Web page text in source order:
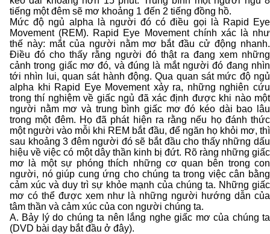
tiếng một đêm sẽ mơ khoảng 1 đến 2 tiếng đồng hồ.
Mức độ ngủ alpha là người đó có điều gọi là Rapid Eye
Movement (REM). Rapid Eye Movement chính xác là như
thế này: mắt của người nằm mơ bắt đầu cử động nhanh.
Điều đó cho thấy rằng người đó thật ra đang xem những
cảnh trong giấc mơ đó, và đúng là mắt người đó đang nhìn
tới nhìn lui, quan sát hành động. Qua quan sát mức độ ngủ
alpha khi Rapid Eye Movement xảy ra, những nghiên cứu
trong thí nghiệm về giấc ngủ đã xác định được khi nào một
người nằm mơ và trung bình giấc mơ đó kéo dài bao lâu
trong một đêm. Họ đã phát hiện ra rằng nếu họ đánh thức
một người vào mỗi khi REM bắt đầu, để ngăn họ khỏi mơ, thì
sau khoảng 3 đêm người đó sẽ bắt đầu cho thấy những dấu
hiệu về việc có một dây thần kinh bị đứt. Rõ ràng những giấc
mơ là một sự phóng thích những cơ quan bên trong con
người, nó giúp cung ứng cho chúng ta trong việc cân bằng
cảm xúc và duy trì sự khỏe mạnh của chúng ta. Những giấc
mơ có thể được xem như là những người hướng dẫn của
tâm thần và cảm xúc của con người chúng ta.
A. Bảy lý do chúng ta nên lắng nghe giấc mơ của chúng ta
(DVD bài dạy bắt đầu ở đây).